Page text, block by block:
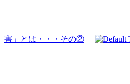
害」とは・・・その②